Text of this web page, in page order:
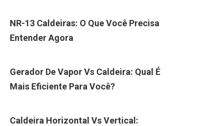
NR-13 Caldeiras: O Que Você Precisa
Entender Agora
Gerador De Vapor Vs Caldeira: Qual É
Mais Eficiente Para Você?
Caldeira Horizontal Vs Vertical: